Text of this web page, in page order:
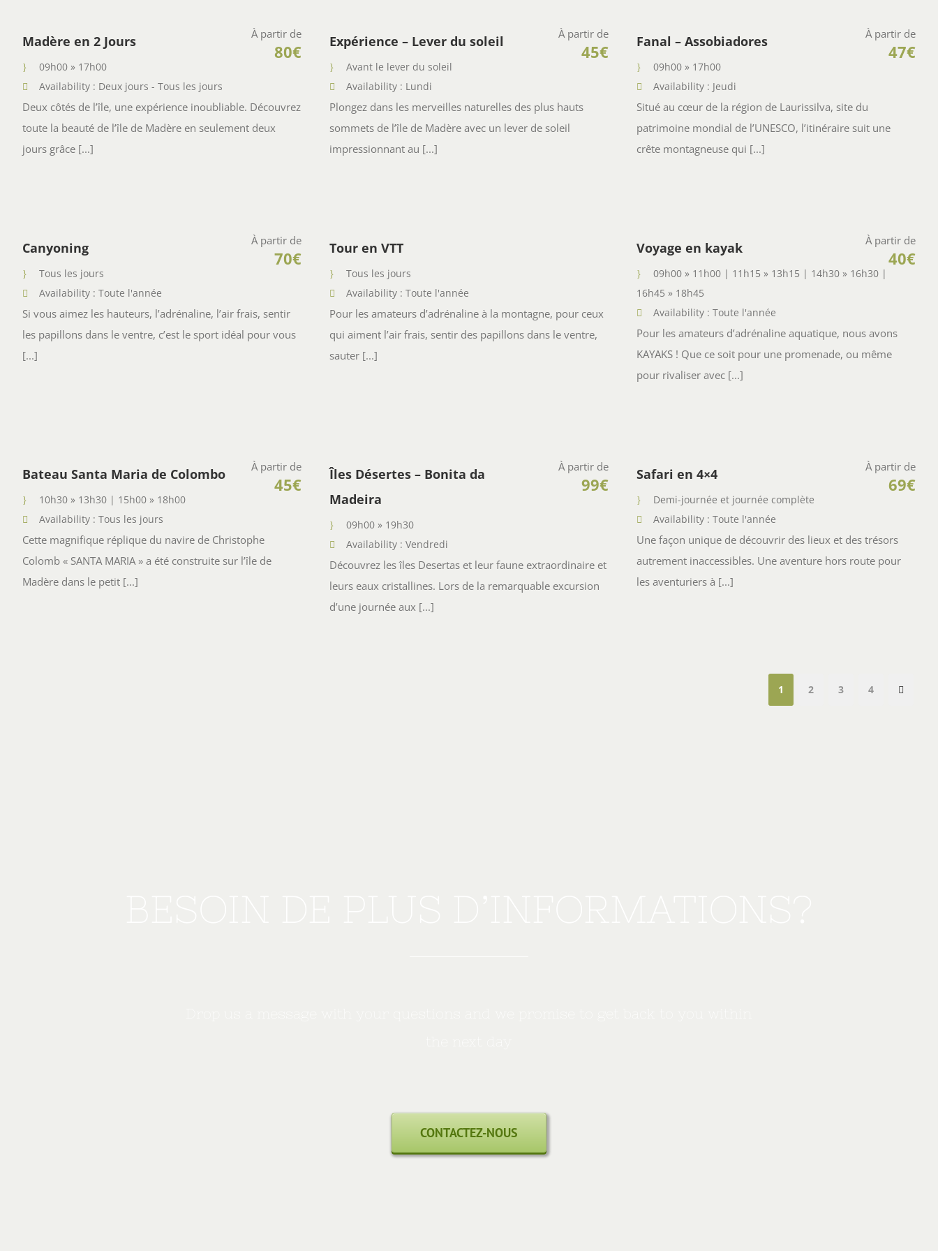
Madère en 2 Jours À partir de
80€
09h00 » 17h00
Availability : Deux jours - Tous les jours
Deux côtés de l’île, une expérience inoubliable. Découvrez
toute la beauté de l’île de Madère en seulement deux
jours grâce [...]
Expérience – Lever du soleil À partir de
45€
Avant le lever du soleil
Availability : Lundi
Plongez dans les merveilles naturelles des plus hauts
sommets de l’île de Madère avec un lever de soleil
impressionnant au [...]
Fanal – Assobiadores À partir de
47€
09h00 » 17h00
Availability : Jeudi
Situé au cœur de la région de Laurissilva, site du
patrimoine mondial de l’UNESCO, l’itinéraire suit une
crête montagneuse qui [...]
Canyoning À partir de
70€
Tous les jours
Availability : Toute l'année
Si vous aimez les hauteurs, l’adrénaline, l’air frais, sentir
les papillons dans le ventre, c’est le sport idéal pour vous
[...]
Tour en VTT
Tous les jours
Availability : Toute l'année
Pour les amateurs d’adrénaline à la montagne, pour ceux
qui aiment l’air frais, sentir des papillons dans le ventre,
sauter [...]
Voyage en kayak À partir de
40€
09h00 » 11h00 | 11h15 » 13h15 | 14h30 » 16h30 |
16h45 » 18h45
Availability : Toute l'année
Pour les amateurs d’adrénaline aquatique, nous avons
KAYAKS ! Que ce soit pour une promenade, ou même
pour rivaliser avec [...]
Bateau Santa Maria de Colombo À partir de
45€
10h30 » 13h30 | 15h00 » 18h00
Availability : Tous les jours
Cette magnifique réplique du navire de Christophe
Colomb « SANTA MARIA » a été construite sur l’île de
Madère dans le petit [...]
Îles Désertes – Bonita da
Madeira
À partir de
99€
09h00 » 19h30
Availability : Vendredi
Découvrez les îles Desertas et leur faune extraordinaire et
leurs eaux cristallines. Lors de la remarquable excursion
d’une journée aux [...]
Safari en 4×4 À partir de
69€
Demi-journée et journée complète
Availability : Toute l'année
Une façon unique de découvrir des lieux et des trésors
autrement inaccessibles. Une aventure hors route pour
les aventuriers à [...]
1 2 3 4
CONTACTEZ-NOUS